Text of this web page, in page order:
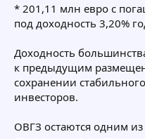
* 201,11 млн евро с
под доходность 3,20%
Доходность
к предыдущим
сохранении
инвесторов.
ОВГЗ остаются одним